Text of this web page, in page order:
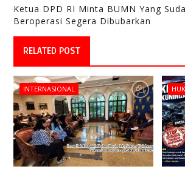
Ketua DPD RI Minta BUMN Yang
Beroperasi Segera Dibubarkan
RELATED POST
INTERNASIONAL